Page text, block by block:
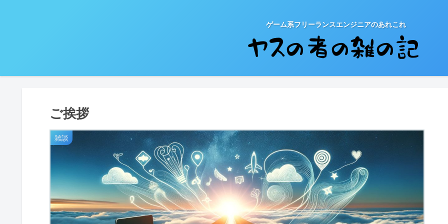
ゲーム系フリーランスエンジニアのあれこれ
ご挨拶
雑談